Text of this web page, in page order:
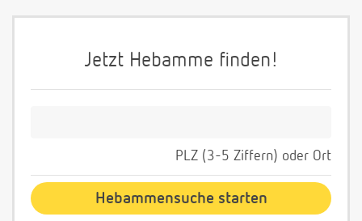
Jetzt Hebamme finden!
PLZ (3-5 Ziffern) oder Ort